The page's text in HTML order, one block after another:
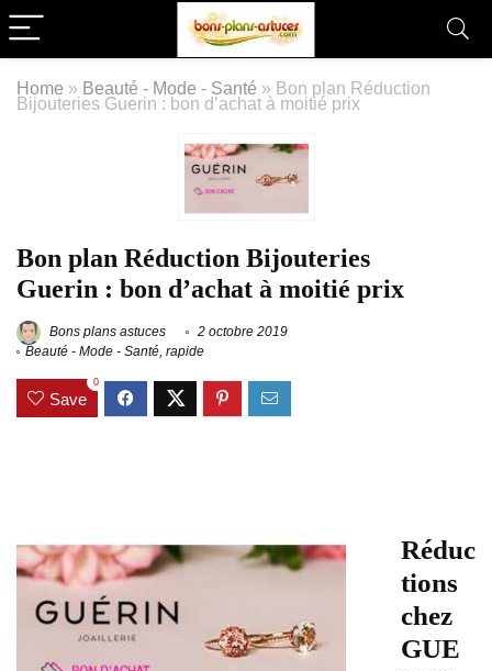
Home » Beauté - Mode - Santé » Bon plan Réduction
Bijouteries Guerin : bon d’achat à moitié prix
Bon plan Réduction Bijouteries
Guerin : bon d’achat à moitié prix
Bons plans astuces
2 octobre 2019
Beauté - Mode - Santé, rapide
Save
0
Réduc
tions
chez
GUE